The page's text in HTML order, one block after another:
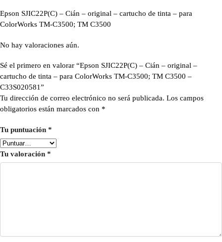
Epson SJIC22P(C) – Cián – original – cartucho de tinta – para
ColorWorks TM-C3500; TM C3500
No hay valoraciones aún.
Sé el primero en valorar “Epson SJIC22P(C) – Cián – original –
cartucho de tinta – para ColorWorks TM-C3500; TM C3500 –
C33S020581”
Tu dirección de correo electrónico no será publicada. Los campos
obligatorios están marcados con *
Tu puntuación *
Tu valoración *